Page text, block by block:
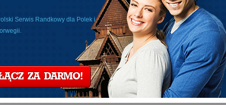
Serwis Randkowy dla Polek i
ZA DARMO!